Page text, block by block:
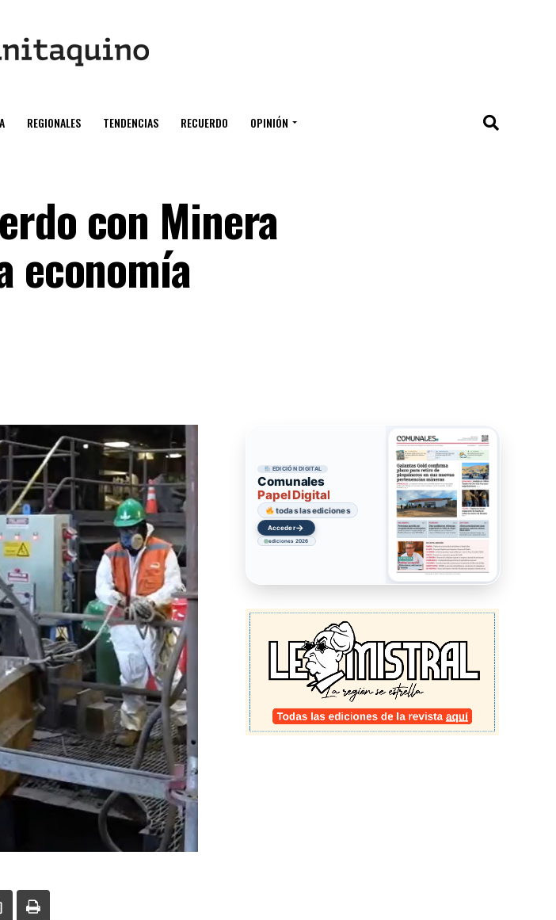
REGIONALES TENDENCIAS RECUERDO OPINIÓN
con Minera
economía
EDICIÓN DIGITAL
Comunales
Papel Digital
todas las ediciones
Acceder→
ediciones 2026